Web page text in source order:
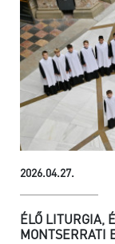
2026.04.27.
ÉLŐ LITURGIA,
MONTSERRATI